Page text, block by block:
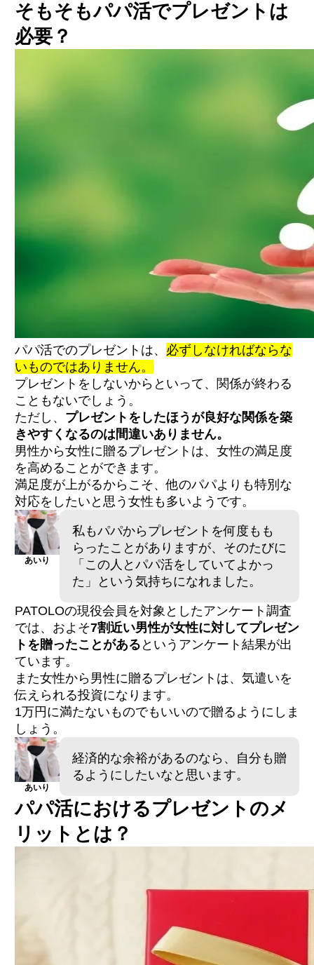
男性側がプレゼントをするメリット
仕事で使える実用品（ボールペン・名刺入
家庭に持ち帰りやすい消え物（高級お菓子・
疲れを癒すギフト（マッサージ・スパ券）
【女性が困る】趣味外れのアクセ／サイズ違
いの服
【男性が困る】家庭に持ち込めない物・香
水・大きすぎる物
誕生日・クリスマスなど定番イベント
デートの別れ際にサプライズ
買い物デート中の自然な流れで
ほしいものの写真を見せ「これ可愛くな
い？」と会話に出す
「一緒に選んでほしいな」と買い物デートに
誘う
特別な日を口実に「記念になるからうれしい
な」と伝える
年間110万円以上は贈与税に注意
催促・比較・要求しすぎは関係悪化につなが
る
PATOLO（パトロ）｜富裕層×交際倶楽部基盤
SugarDaddy（シュガーダディ）｜経済力のあ
る男性が多い
Q.1パパ活のプレゼント相場は？
Q.2パパにほしいものを聞かれたら？
Q.3パパ活でおすすめのプレゼントは？
そもそもパパ活でプレゼントは
必要？
パパ活でのプレゼントは、 必ずしなければならな
いものではありません。
プレゼントをしないからといって、関係が終わる
こともないでしょう。
ただし、 プレゼントをしたほうが良好な関係を築
きやすくなるのは間違いありません。
男性から女性に贈るプレゼントは、女性の満足度
を高めることができます。
満足度が上がるからこそ、他のパパよりも特別な
対応をしたいと思う女性も多いようです。
あいり
私もパパからプレゼントを何度もも
らったことがありますが、そのたびに
「この人とパパ活をしていてよかっ
た」という気持ちになれました。
PATOLOの現役会員を対象としたアンケート調査
では、およそ7割近い男性が女性に対してプレゼン
トを贈ったことがある というアンケート結果が出
ています。
また女性から男性に贈るプレゼントは、気遣いを
伝えられる投資になります。
1万円に満たないものでもいいので贈るようにしま
しょう。
あいり
経済的な余裕があるのなら、自分も贈
るようにしたいなと思います。
パパ活におけるプレゼントのメ
リットとは？